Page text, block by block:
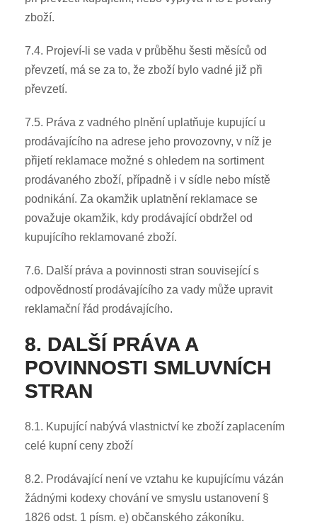
zboží.
7.4. Projeví-li se vada v průběhu šesti měsíců od
převzetí, má se za to, že zboží bylo vadné již při
převzetí.
7.5. Práva z vadného plnění uplatňuje kupující u
prodávajícího na adrese jeho provozovny, v níž je
přijetí reklamace možné s ohledem na sortiment
prodávaného zboží, případně i v sídle nebo místě
podnikání. Za okamžik uplatnění reklamace se
považuje okamžik, kdy prodávající obdržel od
kupujícího reklamované zboží.
7.6. Další práva a povinnosti stran související s
odpovědností prodávajícího za vady může upravit
reklamační řád prodávajícího.
8. DALŠÍ PRÁVA A
POVINNOSTI SMLUVNÍCH
STRAN
8.1. Kupující nabývá vlastnictví ke zboží zaplacením
celé kupní ceny zboží
8.2. Prodávající není ve vztahu ke kupujícímu vázán
žádnými kodexy chování ve smyslu ustanovení §
1826 odst. 1 písm. e) občanského zákoníku.